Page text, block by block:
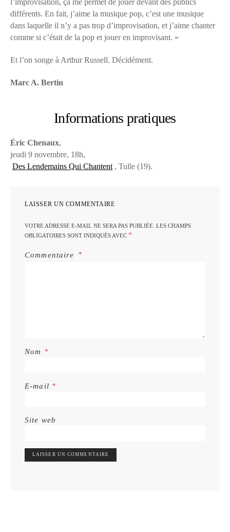
différents. En fait, j’aime la musique pop, c’est une musique
dans laquelle il n’y a pas trop d’improvisation, et j’aime chanter
comme si c’était de la pop et jouer en improvisant. »
Et l’on songe à Arthur Russell. Décidément.
Marc A. Bertin
Informations pratiques
Éric Chenaux,
jeudi 9 novembre, 18h,
Des Lendemains Qui Chantent , Tulle (19).
LAISSER UN COMMENTAIRE
VOTRE ADRESSE E-MAIL NE SERA PAS PUBLIÉE. LES CHAMPS
OBLIGATOIRES SONT INDIQUÉS AVEC *
Commentaire
Nom *
E-mail *
Site web